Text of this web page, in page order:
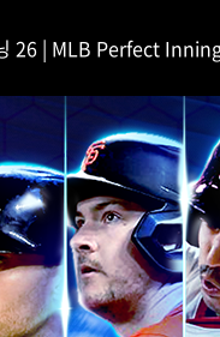
26 | MLB Perfect
공지사항